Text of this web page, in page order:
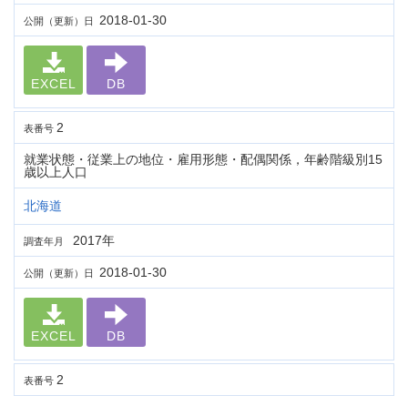
公開（更新）日 2018-01-30
EXCEL DB
表番号 2
就業状態・従業上の地位・雇用形態・配偶関係，年齢階級別15
歳以上人口
北海道
調査年月 2017年
公開（更新）日 2018-01-30
EXCEL DB
表番号 2